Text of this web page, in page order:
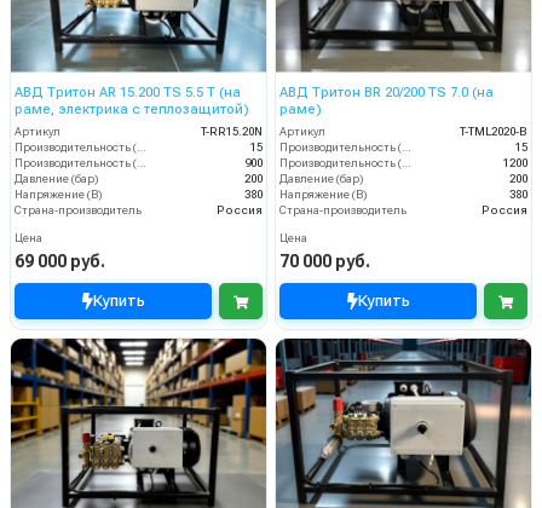
АВД Тритон AR 15.200 TS 5.5 Т (на
раме, электрика с теплозащитой)
Артикул
T-RR15.20N
Производительность (л/мин)
15
Производительность (л/ч)
900
Давление (бар)
200
Напряжение (В)
380
Страна-производитель
Россия
Цена
69 000 руб.
Купить
АВД Тритон BR 20/200 TS 7.0 (на
раме)
Артикул
T-TML2020-B
Производительность (л/мин)
15
Производительность (л/ч)
1200
Давление (бар)
200
Напряжение (В)
380
Страна-производитель
Россия
Цена
70 000 руб.
Купить